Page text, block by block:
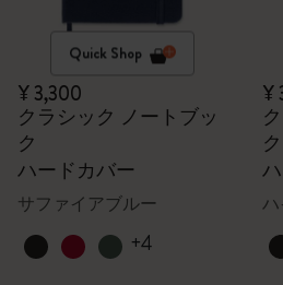
Quick Shop
¥ 3,300
クラシック ノートブッ
ク
ハードカバー
サファイアブルー
+4
¥
ク